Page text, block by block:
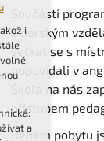
Součástí
s norským
setkat se s
popovídali v
Škola na nás
přístupem
Během pobytu
i
a